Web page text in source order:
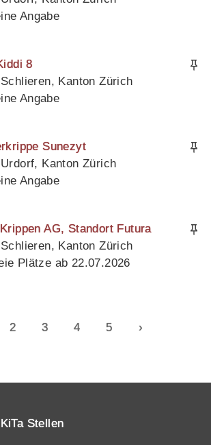
Angabe
8
Kanton Zürich
Angabe
Sunezyt
Kanton Zürich
Angabe
AG, Standort Futura
Kanton Zürich
Plätze ab 22.07.2026
2 3 4 5 ›
Stellen